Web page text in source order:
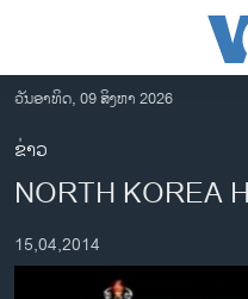
ເຂົ້າ
ຫາ
ຂ້າມ
ຂ້າມ
ໄປ
ອາເມຣິກາ
ການເລືອກຕັ້ງ ປະທານາທີບໍດີ ສ
ວັນອາທິດ, 09 ສິງຫາ 2026
ຂ່າວ
NORTH KOREA
15,04,2014